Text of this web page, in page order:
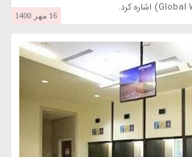
16 مهر 1400